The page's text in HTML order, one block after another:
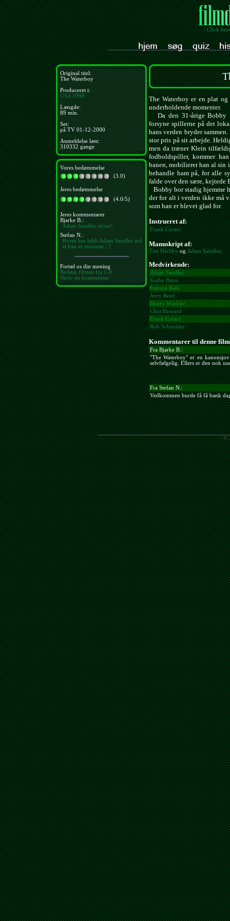
- Click
Original titel:
The Waterboy
Produceret i:
USA 1998
Længde:
89 min.
Set:
på TV 01-12-2000
Anmeldelse læst:
310332 gange
Vores bedømmelse
(3.0)
Jeres bedømmelse
(4.0/5)
Jeres kommentarer
Bjarke B.:
Adam Sandler styrer!
Stefan N.:
Hvem har bildt Adam Sandler ind
at han er morsom...?
Fortæl os din mening
Bedøm filmen fra 1-8
Skriv en kommentar
The Waterboy er en plat
underholdende momenter.
Da den 31-årige Bobby
forsyne spillerne på det
hans verden bryder
stor pris på sit arbejde.
men da træner Klein
fodboldspiller, kommer
banen, mobilierer han al sin
behandle ham på, for alle
falde over den sære, kejtede
Bobby bor stadig hjemme
der for alt i verden ikke må
som han er blevet glad for.
Instrueret af:
Frank Coraci
Manuskript af:
Tim HerlihyogAdam Sandler.
Medvirkende:
Adam Sandler
Kathy Bates
Fairuza Balk
Jerry Reed
Henry Winkler
Clint Howard
Frank Coraci
Rob Schneider
Kommentarer til denne
Fra Bjarke B.:
"The Waterboy" er en
selvfølgelig. Ellers er den nok
Fra Stefan N.:
Vedkommen burde få få bank
©